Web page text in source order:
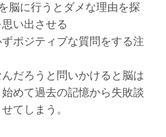
脳に行うとダメな理由を探
い出させる
ポジティブな質問をする注
だろうと問いかけると脳は
めて過去の記憶から失敗談
てしまう。